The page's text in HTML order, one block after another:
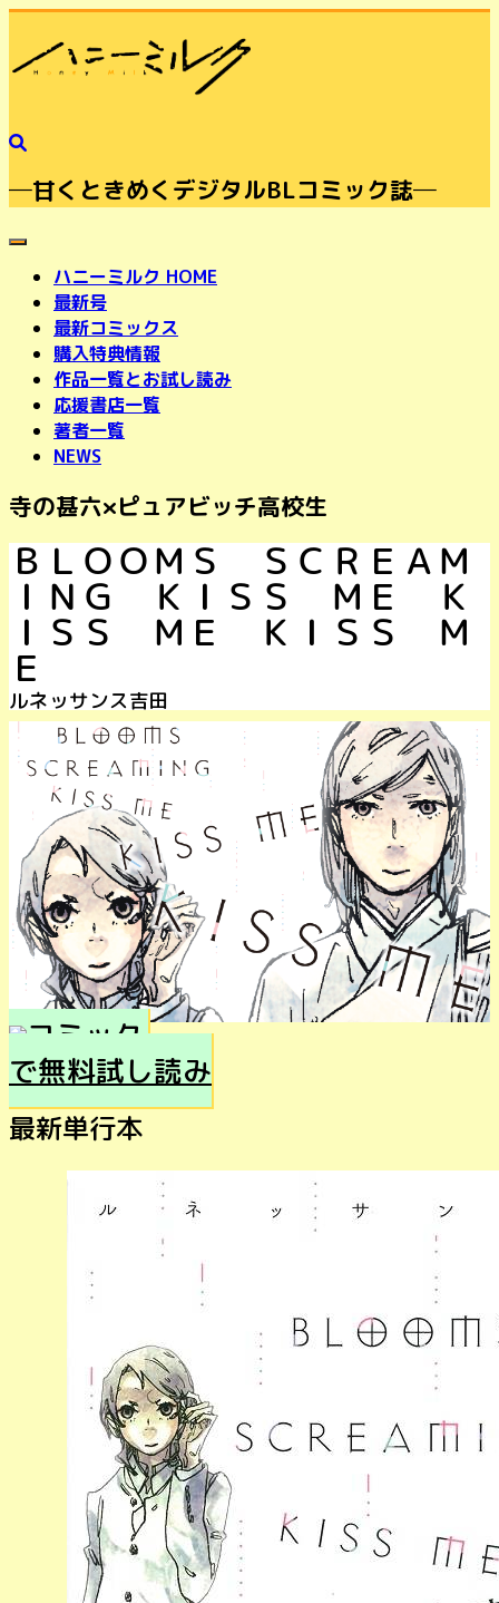
─甘くときめくデジタルBLコミック誌─
toggle navigation
ハニーミルク HOME
最新号
最新コミックス
購入特典情報
作品一覧とお試し読み
応援書店一覧
著者一覧
NEWS
寺の甚六×ピュアビッチ高校生
ＢＬＯＯＭＳ ＳＣＲＥＡＭ
ＩＮＧ ＫＩＳＳ ＭＥ Ｋ
ＩＳＳ ＭＥ ＫＩＳＳ Ｍ
Ｅ
ルネッサンス吉田
で無料試し読み
最新単行本